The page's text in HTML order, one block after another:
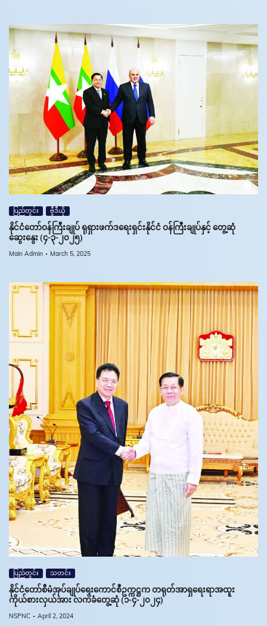
ပြည်တွင်း ဗွီဒီယို
နိုင်ငံတော်ဝန်ကြီးချုပ် ရုရှားဖက်ဒရေးရှင်းနိုင်ငံ ဝန်ကြီးချုပ်နှင့် တွေ့ဆုံ
ဆွေးနွေး (၄-၃-၂၀၂၅)
Main Admin March 5, 2025
ပြည်တွင်း သတင်း
နိုင်ငံ‌တော်စီမံအုပ်ချုပ်ရေးကောင်စီဥက္ကဋ္ဌက တရုတ်အာရှရေးရာအထူး
ကိုယ်စားလှယ်အား လက်ခံတွေ့ဆုံ (၁-၄-၂၀၂၄)
NSPNC April 2, 2024